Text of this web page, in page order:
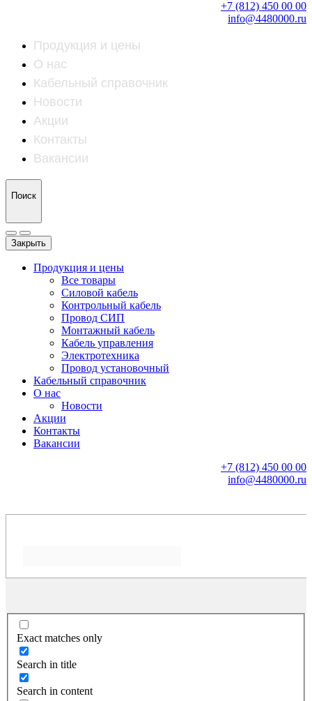
+7 (812) 450 00 00
info@4480000.ru
Продукция и цены
О нас
Кабельный справочник
Новости
Акции
Контакты
Вакансии
Поиск
Закрыть
Продукция и цены
Все товары
Силовой кабель
Контрольный кабель
Провод СИП
Монтажный кабель
Кабель управления
Электротехника
Провод установочный
Кабельный справочник
О нас
Новости
Акции
Контакты
Вакансии
+7 (812) 450 00 00
info@4480000.ru
Exact matches only
Search in title
Search in content